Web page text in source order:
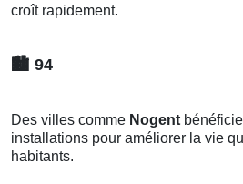
croît rapidement.
🏙️ 94
Des villes comme Nogent
installations pour améliorer la vie
habitants.